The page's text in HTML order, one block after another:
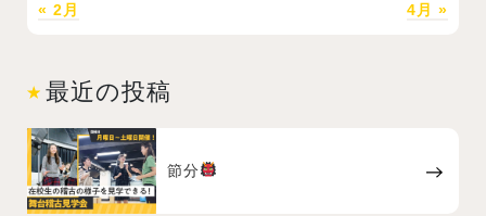
« 2月 4月 »
最近の投稿
節分